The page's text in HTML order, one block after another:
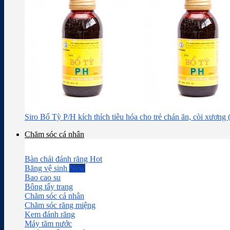
Siro Bổ Tỳ P/H kích thích tiêu hóa cho trẻ chán ăn, còi xương
Chăm sóc cá nhân
Bàn chải đánh răng
Băng vệ sinh
Bao cao su
Bông tẩy trang
Chăm sóc cá nhân
Chăm sóc răng miệng
Kem đánh răng
Máy tăm nước